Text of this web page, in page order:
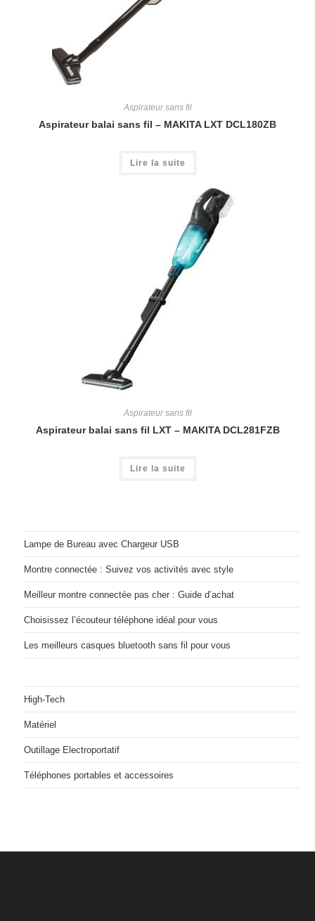
Aspirateur sans fil
Aspirateur balai sans fil – MAKITA LXT DCL180ZB
Lire la suite
Aspirateur sans fil
Aspirateur balai sans fil LXT – MAKITA DCL281FZB
Lire la suite
Lampe de Bureau avec Chargeur USB
Montre connectée : Suivez vos activités avec style
Meilleur montre connectée pas cher : Guide d’achat
Choisissez l’écouteur téléphone idéal pour vous
Les meilleurs casques bluetooth sans fil pour vous
High-Tech
Matériel
Outillage Electroportatif
Téléphones portables et accessoires